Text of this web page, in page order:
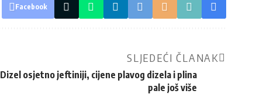
Facebook
SLJEDEĆI ČLANAK
Dizel osjetno jeftiniji, cijene plavog dizela i plina
pale još više